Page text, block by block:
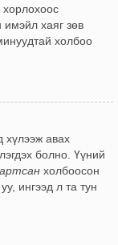
хорлохоос
имэйл хаяг зөв
холбоо
хүлээж авах
болно. Үүний
холбоосон
ингээд л та тун